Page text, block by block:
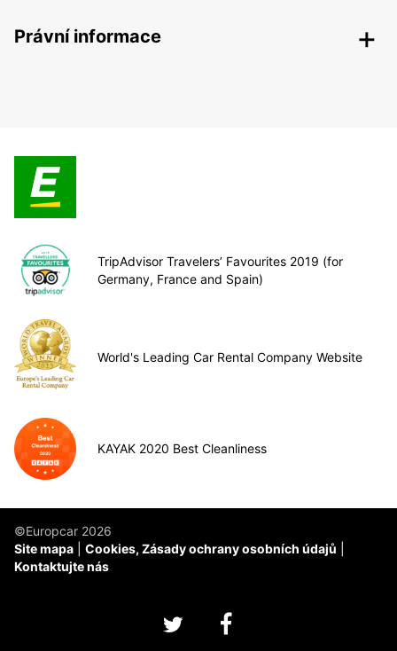
Právní informace
TripAdvisor Travelers’ Favourites 2019 (for
Germany, France and Spain)
World's Leading Car Rental Company Website
KAYAK 2020 Best Cleanliness
©Europcar 2026
Site mapa
Cookies, Zásady ochrany osobních údajů
Kontaktujte nás